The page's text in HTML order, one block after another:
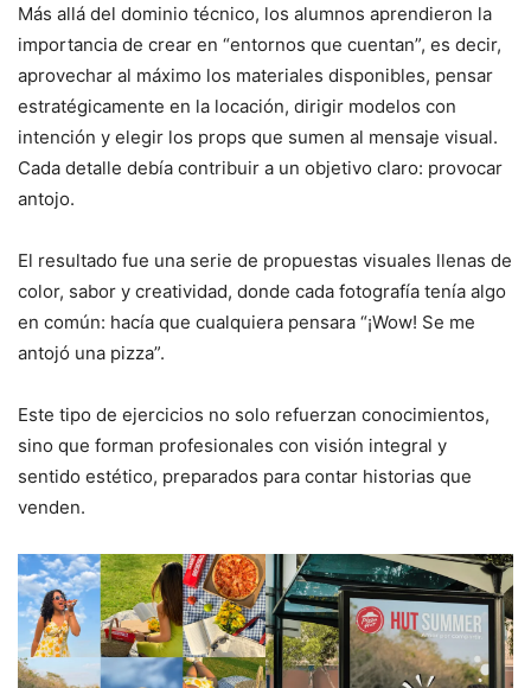
Más allá del dominio técnico, los alumnos aprendieron la
importancia de crear en “entornos que cuentan”, es decir,
aprovechar al máximo los materiales disponibles, pensar
estratégicamente en la locación, dirigir modelos con
intención y elegir los props que sumen al mensaje visual.
Cada detalle debía contribuir a un objetivo claro: provocar
antojo.
El resultado fue una serie de propuestas visuales llenas de
color, sabor y creatividad, donde cada fotografía tenía algo
en común: hacía que cualquiera pensara “¡Wow! Se me
antojó una pizza”.
Este tipo de ejercicios no solo refuerzan conocimientos,
sino que forman profesionales con visión integral y
sentido estético, preparados para contar historias que
venden.